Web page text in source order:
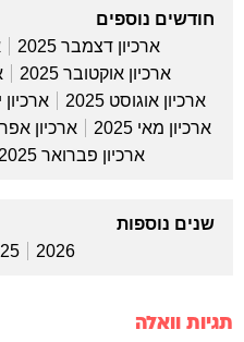
חודשים נוספים
ארכיון דצמבר 2025
ארכיון אוקטובר 2025
ארכיון אוגוסט 2025
ארכיון
ארכיון מאי 2025
ארכיון אפריל
ארכיון פברואר 2025
שנים נוספות
2026
תגיות וואלה